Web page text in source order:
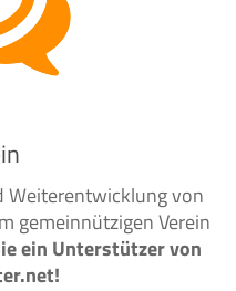
Weiterentwicklung von
gemeinnützigen Verein
ein Unterstützer von